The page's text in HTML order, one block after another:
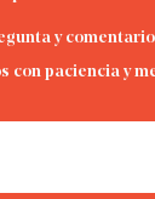
y
con paciencia y